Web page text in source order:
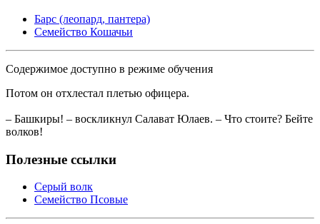
Барс (леопард, пантера)
Семейство Кошачьи
Содержимое доступно в режиме обучения
Потом он отхлестал плетью офицера.
– Башкиры! – воскликнул Салават Юлаев. – Что стоите? Бейте
волков!
Полезные ссылки
Серый волк
Семейство Псовые